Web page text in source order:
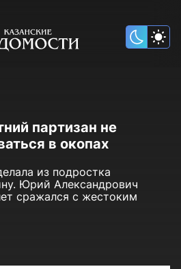
партизан не
в окопах
из подростка
Юрий Александрович
сражался с жестоким